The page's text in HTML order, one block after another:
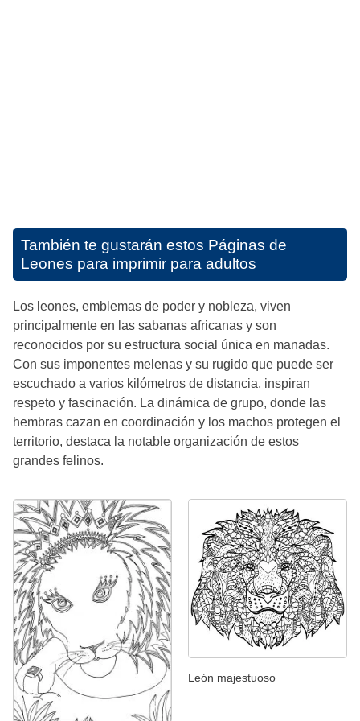
También te gustarán estos Páginas de
Leones para imprimir para adultos
Los leones, emblemas de poder y nobleza, viven
principalmente en las sabanas africanas y son
reconocidos por su estructura social única en manadas.
Con sus imponentes melenas y su rugido que puede ser
escuchado a varios kilómetros de distancia, inspiran
respeto y fascinación. La dinámica de grupo, donde las
hembras cazan en coordinación y los machos protegen el
territorio, destaca la notable organización de estos
grandes felinos.
León majestuoso